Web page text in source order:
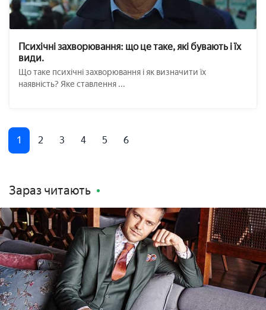
Психічні захворювання: що це таке, які бувають і їх
види.
Що таке психічні захворювання і як визначити їх
наявність? Яке ставлення ...
1 2 3 4 5 6
Зараз читають